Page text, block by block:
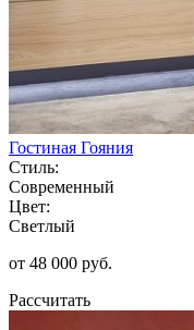
Гостиная Гояния
Стиль:
Современный
Цвет:
Светлый
от 48 000 руб.
Рассчитать